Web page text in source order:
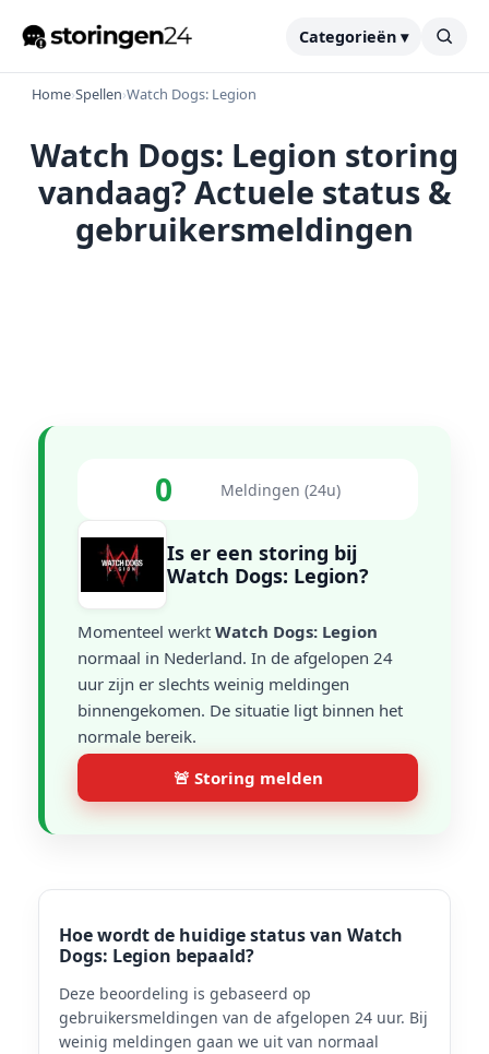
Categorieën ▾
Home›Spellen›Watch Dogs: Legion
Watch Dogs: Legion storing
vandaag? Actuele status &
gebruikersmeldingen
0 Meldingen (24u)
Is er een storing bij
Watch Dogs: Legion?
Momenteel werkt Watch Dogs: Legion
normaal in Nederland. In de afgelopen 24
uur zijn er slechts weinig meldingen
binnengekomen. De situatie ligt binnen het
normale bereik.
🚨 Storing melden
Hoe wordt de huidige status van Watch
Dogs: Legion bepaald?
Deze beoordeling is gebaseerd op
gebruikersmeldingen van de afgelopen 24 uur. Bij
weinig meldingen gaan we uit van normaal